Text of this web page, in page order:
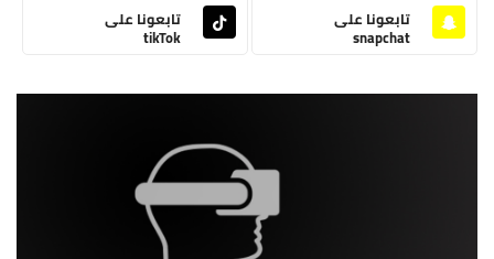
تابعونا على
snapchat
تابعونا على
tikTok